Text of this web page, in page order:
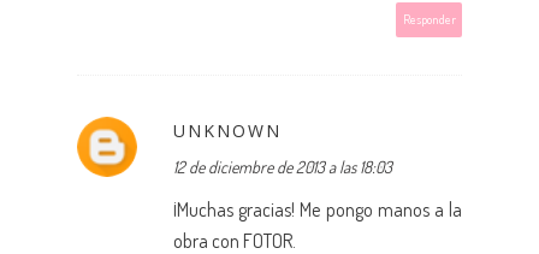
Responder
UNKNOWN
12 de diciembre de 2013 a las 18:03
¡Muchas gracias! Me pongo manos a la
obra con FOTOR.